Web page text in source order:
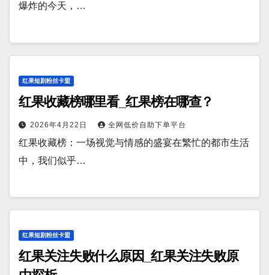
爆炸的今天，…
红果短剧粉丝卡盟
红果收藏榜哪里看_红果榜在哪查？
2026年4月22日 全网低价自助下单平台
红果收藏榜：一场视觉与情感的盛宴在繁忙的都市生活
中，我们似乎…
红果短剧粉丝卡盟
红果关注失败什么原因_红果关注失败原